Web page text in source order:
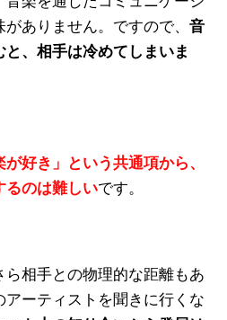
ありません。ですので、 音
、相手は冷めてしまいま
好き」という共通項から、
るのは難しいです。
相手との物理的な距離もあ
アーティストを聞きに行くな